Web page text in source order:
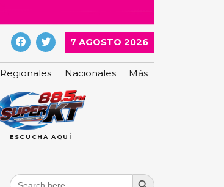
7 AGOSTO 2026
Regionales Nacionales Más
ESCUCHA AQUÍ
Search
Search Button